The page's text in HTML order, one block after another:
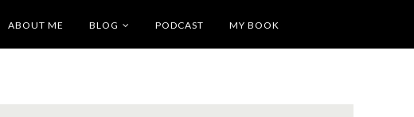
ABOUT ME BLOG PODCAST MY BOOK